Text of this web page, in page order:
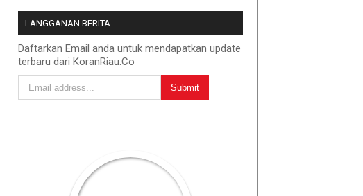
LANGGANAN BERITA
Daftarkan Email anda untuk mendapatkan update
terbaru dari KoranRiau.Co